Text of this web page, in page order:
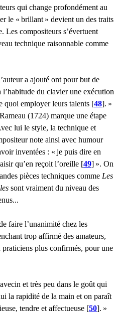
qui change profondément au
le « brillant » devient un des traits
Les compositeurs s’évertuent
technique raisonnable comme
a ajouté ont pour but de
du clavier une exécution
quoi employer leurs talents [48]. »
(1724) marque une étape
lui le style, la technique et
note ainsi avec humour
inventées : « je puis dire en
qu’en reçoit l’oreille [49] ». On
pièces techniques comme Les
sont vraiment du niveau des
faire l’unanimité chez les
trop affirmé des amateurs,
praticiens plus confirmés, pour une
et très peu dans le goût qui
la rapidité de la main et on paraît
tendre et affectueuse [50]. »